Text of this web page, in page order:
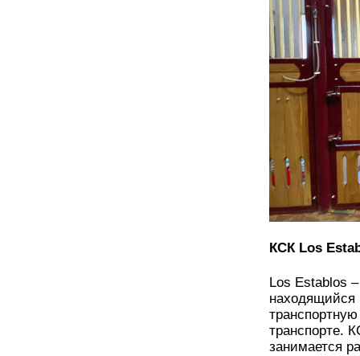
КСК Los
Los Establos
транспорте.
занимается